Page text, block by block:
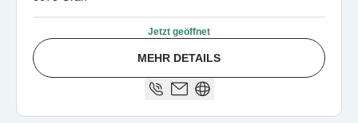
Jetzt geöffnet
MEHR DETAILS